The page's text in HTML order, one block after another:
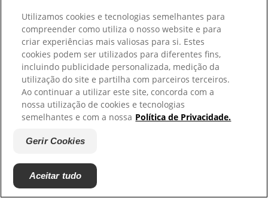
Mais informações
Azia constante pode afetar seus dentes? Entenda os
riscos
Descubra como a azia constante pode impactar a
saúde bucal e quais cuidados ajudam a proteger os
dentes do desgaste ácido.
Mais informações
Problemas gástricos: sintomas, causas e como
Problemas gástricos podem afetar sua rotina e bem-
estar. Entenda os principais sintomas, causas e
impactos no corpo e veja como prevenir no dia a dia.
Utilizamos cookies e tecnologias semelhantes para
compreender como utiliza o nosso website e para
criar experiências mais valiosas para si. Estes
cookies podem ser utilizados para diferentes fins,
incluindo publicidade personalizada, medição da
utilização do site e partilha com parceiros terceiros.
Ao continuar a utilizar este site, concorda com a
nossa utilização de cookies e tecnologias
semelhantes e com a nossa Política de Privacidade.
Gerir Cookies
Aceitar tudo